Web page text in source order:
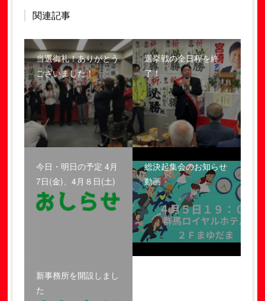
関連記事
当選御礼！ありがとう
ございました！
選挙戦の全日程を終
了！
今日・明日の予定 4月
7日(金)、4月８日(土)
総決起集会のお知らせ
動画
新事務所を開設しまし
た